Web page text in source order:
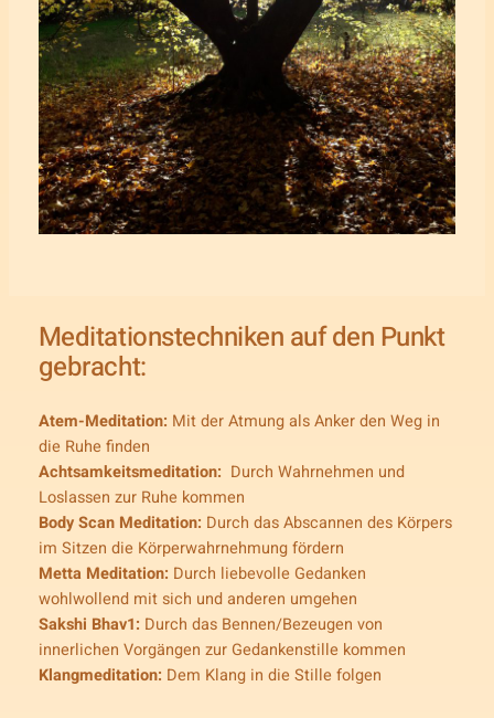
Meditationstechniken auf den Punkt
gebracht:
Atem-Meditation: Mit der Atmung als Anker den Weg in
die Ruhe finden
Achtsamkeitsmeditation: Durch Wahrnehmen und
Loslassen zur Ruhe kommen
Body Scan Meditation: Durch das Abscannen des Körpers
im Sitzen die Körperwahrnehmung fördern
Metta Meditation: Durch liebevolle Gedanken
wohlwollend mit sich und anderen umgehen
Sakshi Bhav1: Durch das Bennen/Bezeugen von
innerlichen Vorgängen zur Gedankenstille kommen
Klangmeditation: Dem Klang in die Stille folgen